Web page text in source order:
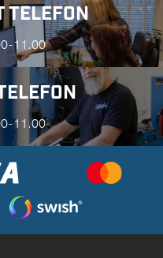
TELEFON
11.00
11.00